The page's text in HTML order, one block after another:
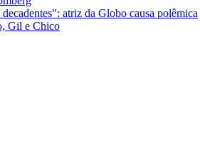
atriz da Globo causa polêmica
Gil e Chico